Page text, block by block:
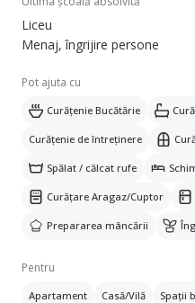
Liceu
Menaj, îngrijire persone
Pot ajuta cu
Curățenie Bucătărie
Curățenie de întreținere
Spălat / călcat rufe
Curățare Aragaz/Cuptor
Prepararea mâncării
Pentru
Apartament Casă/Vilă Spații